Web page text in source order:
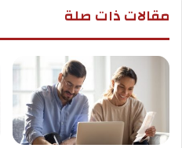
مقالات ذات صلة